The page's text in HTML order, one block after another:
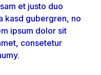
et justo duo
kasd gubergren, no
ipsum dolor sit
consetetur